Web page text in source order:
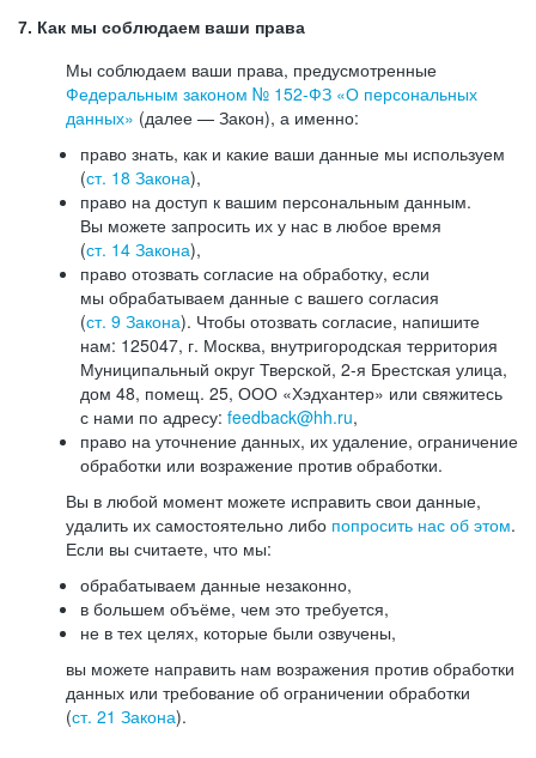
7. Как мы соблюдаем ваши права
Мы соблюдаем ваши права, предусмотренные
Федеральным законом № 152-ФЗ «О персональных
данных» (далее — Закон), а именно:
право знать, как и какие ваши данные мы используем
(ст. 18 Закона),
право на доступ к вашим персональным данным.
Вы можете запросить их у нас в любое время
(ст. 14 Закона),
право отозвать согласие на обработку, если
мы обрабатываем данные с вашего согласия
(ст. 9 Закона). Чтобы отозвать согласие, напишите
нам: 125047, г. Москва, внутригородская территория
Муниципальный округ Тверской, 2-я Брестская улица,
дом 48, помещ. 25, ООО «Хэдхантер» или свяжитесь
с нами по адресу: feedback@hh.ru,
право на уточнение данных, их удаление, ограничение
обработки или возражение против обработки.
Вы в любой момент можете исправить свои данные,
удалить их самостоятельно либо попросить нас об этом.
Если вы считаете, что мы:
обрабатываем данные незаконно,
в большем объёме, чем это требуется,
не в тех целях, которые были озвучены,
вы можете направить нам возражения против обработки
данных или требование об ограничении обработки
(ст. 21 Закона).